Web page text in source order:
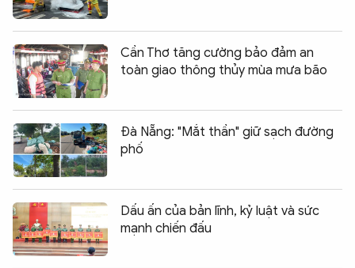
Cần Thơ tăng cường bảo đảm an
toàn giao thông thủy mùa mưa bão
Đà Nẵng: "Mắt thần" giữ sạch đường
phố
Dấu ấn của bản lĩnh, kỷ luật và sức
mạnh chiến đấu